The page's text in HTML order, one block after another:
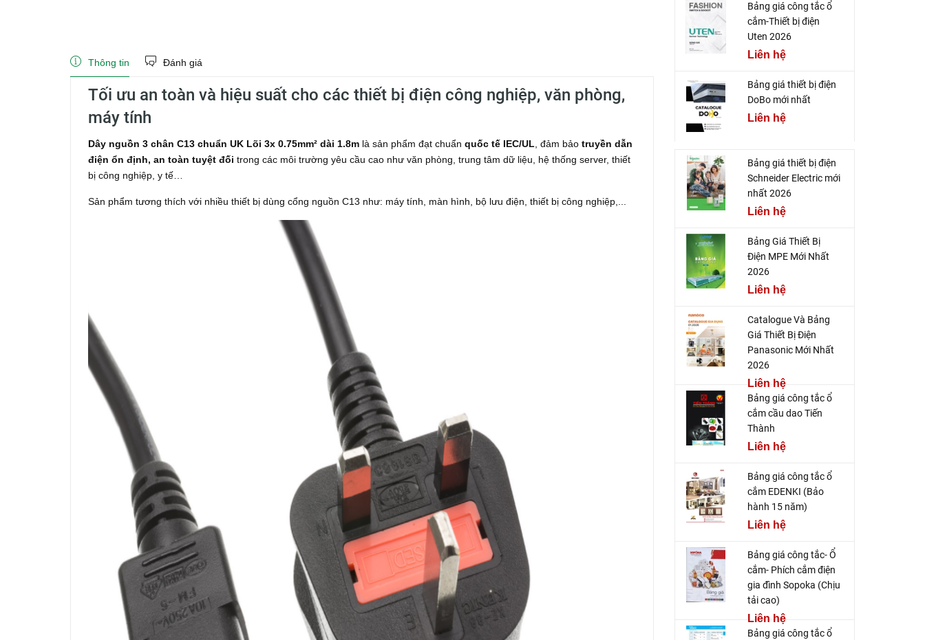
Thông tin Đánh giá
Tối ưu an toàn và hiệu suất cho các thiết bị điện công nghiệp, văn phòng,
máy tính
Dây nguồn 3 chân C13 chuẩn UK Lõi 3x 0.75mm² dài 1.8m là sản phẩm đạt chuẩn quốc tế IEC/UL , đảm bảo truyền dẫn
điện ổn định, an toàn tuyệt đối trong các môi trường yêu cầu cao như văn phòng, trung tâm dữ liệu, hệ thống server, thiết
bị công nghiệp, y tế…
Sản phẩm tương thích với nhiều thiết bị dùng cổng nguồn C13 như: máy tính, màn hình, bộ lưu điện, thiết bị công nghiệp,...
Bảng giá công tắc ổ
cắm-Thiết bị điện
Uten 2026
Liên hệ
Bảng giá thiết bị điện
DoBo mới nhất
Liên hệ
Bảng giá thiết bị điện
Schneider Electric mới
nhất 2026
Liên hệ
Bảng Giá Thiết Bị
Điện MPE Mới Nhất
2026
Liên hệ
Catalogue Và Bảng
Giá Thiết Bị Điện
Panasonic Mới Nhất
2026
Liên hệ
Bảng giá công tắc ổ
cắm cầu dao Tiến
Thành
Liên hệ
Bảng giá công tắc ổ
cắm EDENKI (Bảo
hành 15 năm)
Liên hệ
Bảng giá công tắc- Ổ
cắm- Phích cắm điện
gia đình Sopoka (Chịu
tải cao)
Liên hệ
Bảng giá công tắc ổ